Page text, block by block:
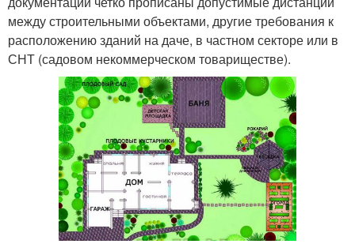
между строительными объектами, другие требования к
расположению зданий на даче, в частном секторе или в
СНТ (садовом некоммерческом товариществе).